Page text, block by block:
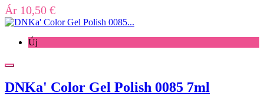
Ár 10,50 €
Új
DNKa' Color Gel Polish 0085 7ml